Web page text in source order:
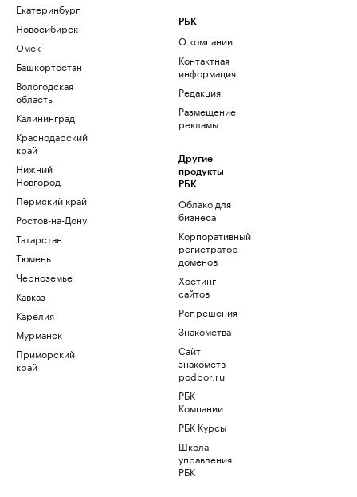
Екатеринбург
Новосибирск
Омск
Башкортостан
Вологодская
область
Калининград
Краснодарский
край
Нижний
Новгород
Пермский край
Ростов-на-Дону
Татарстан
Тюмень
Черноземье
Кавказ
Карелия
Мурманск
Приморский
край
РБК
О компании
Контактная
информация
Редакция
Размещение
рекламы
Другие
продукты
РБК
Облако для
бизнеса
Корпоративный
регистратор
доменов
Хостинг
сайтов
Рег.решения
Знакомства
Сайт
знакомств
podbor.ru
РБК
Компании
РБК Курсы
Школа
управления
РБК